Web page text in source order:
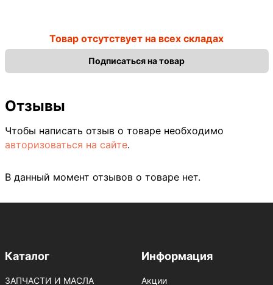
Товар отсутствует на всех складах
Подписаться на товар
Отзывы
Чтобы написать отзыв о товаре необходимо
авторизоваться на сайте.
В данный момент отзывов о товаре нет.
Каталог
ЗАПЧАСТИ И МАСЛА
Информация
Акции